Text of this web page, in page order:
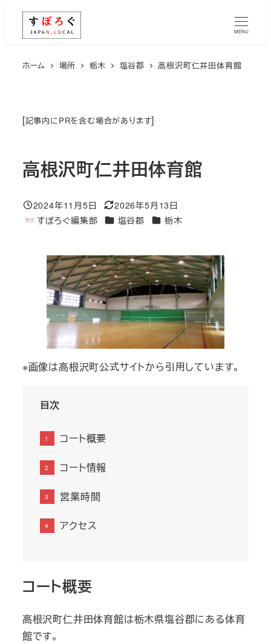
MENU
ホーム 場所 栃木 塩谷郡 高根沢町仁井田体育館
[記事内にPRを含む場合があります]
高根沢町仁井田体育館
投稿日
2024年11月5日
更新日
2026年5月13日
著
すぽろぐ編集部 エリア塩谷郡 エリア栃木
※画像は高根沢町公式サイトから引用しています。
目次
コート概要
コート情報
営業時間
アクセス
コート概要
高根沢町仁井田体育館は栃木県塩谷郡にある体育
館です。